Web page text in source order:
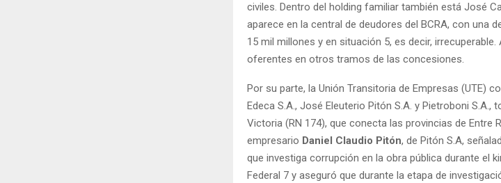
civiles. Dentro del holding familiar también está José
aparece en la central de deudores del BCRA, con una
15 mil millones y en situación 5, es decir,
oferentes en otros tramos de las concesiones.
Por su parte, la Unión Transitoria de Empresas (UTE)
Edeca S.A., José Eleuterio Pitón S.A. y Pietroboni
Victoria (RN 174), que conecta las provincias de Entre
empresario Daniel Claudio Pitón, de Pitón S.A,
que investiga corrupción en la obra pública durante el
Federal 7 y aseguró que durante la etapa de